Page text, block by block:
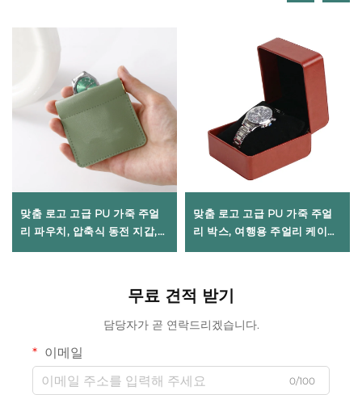
맞춤 로고 고급 PU 가죽 주얼
리 파우치, 압축식 동전 지갑,
스프링 금속 개폐식 립스틱 정
맞춤 로고 고급 PU 가죽 주얼
리 박스, 여행용 주얼리 케이스
및 정리함, 휴대용 소형 주얼리
무료 견적 받기
담당자가 곧 연락드리겠습니다.
이메일
0/100